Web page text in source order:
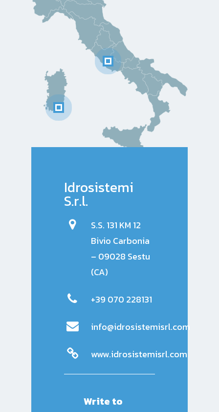
Idrosistemi
S.r.l.
S.S. 131 KM 12
Bivio Carbonia
– 09028 Sestu
(CA)
+39 070 228131
info@idrosistemisrl.com
www.idrosistemisrl.com
Write to